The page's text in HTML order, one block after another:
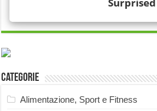
Categorie
Alimentazione, Sport e Fitness